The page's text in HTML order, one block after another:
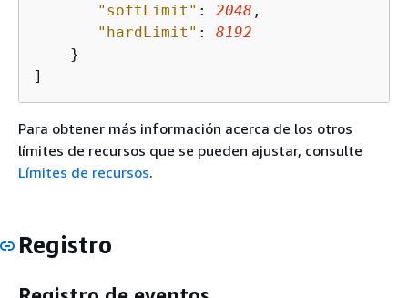
"softLimit" : 2048 ,
"hardLimit" : 8192
    }
]
Para obtener más información acerca de los otros
límites de recursos que se pueden ajustar, consulte
Límites de recursos.
Registro